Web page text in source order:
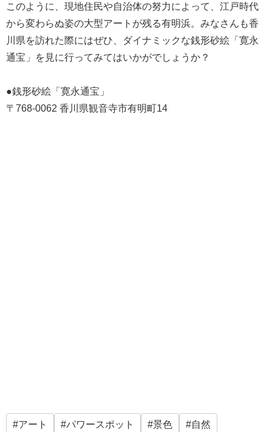
このように、現地住民や自治体の努力によって、江戸時代
から変わらぬ姿の大型アートが残る有明浜。みなさんも香
川県を訪れた際にはぜひ、ダイナミックな銭形砂絵「寛永
通宝」を見に行ってみてはいかがでしょうか？
●銭形砂絵「寛永通宝」
〒768-0062 香川県観音寺市有明町14
アート パワースポット 景色 自然